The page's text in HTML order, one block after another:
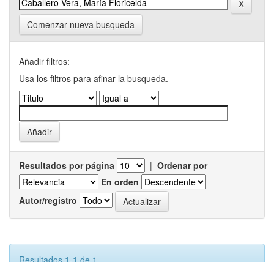
Comenzar nueva busqueda
Añadir filtros:
Usa los filtros para afinar la busqueda.
Resultados por página | Ordenar por
En orden
Autor/registro
Resultados 1-1 de 1.